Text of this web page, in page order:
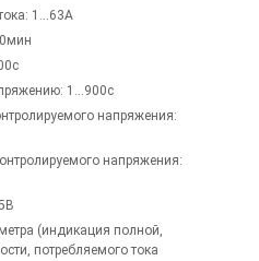
1...63А
1...900с
напряжения:
напряжения:
(индикация полной,
потребляемого тока